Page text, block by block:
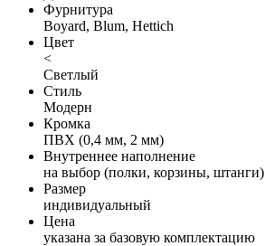
Фурнитура
Boyard, Blum, Hettich
Цвет
<
Светлый
Стиль
Модерн
Кромка
ПВХ (0,4 мм, 2 мм)
Внутреннее наполнение
на выбор (полки, корзины, штанги)
Размер
индивидуальный
Цена
указана за базовую комплектацию